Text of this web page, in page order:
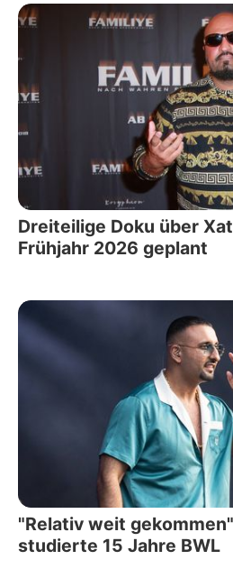
Dreiteilige Doku über
Frühjahr 2026 geplant
"Relativ weit
studierte 15 Jahre BWL